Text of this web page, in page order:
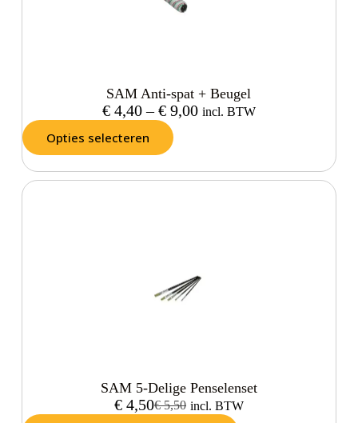
SAM Anti-spat + Beugel
€4,40 – €9,00 incl. BTW
Opties selecteren
SAM 5-Delige Penselenset
€5,50
€4,50 incl. BTW